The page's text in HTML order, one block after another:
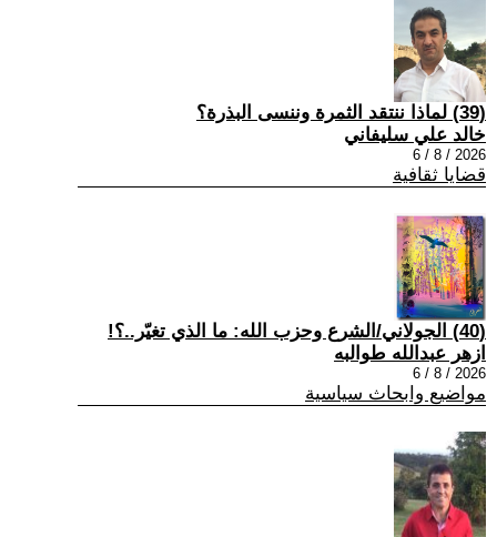
(39) لماذا ننتقد الثمرة وننسى البذرة؟
خالد علي سليفاني
2026 / 8 / 6
قضايا ثقافية
(40) الجولاني/الشرع وحزب الله: ما الذي تغيّر..؟!
ازهر عبدالله طوالبه
2026 / 8 / 6
مواضيع وابحاث سياسية